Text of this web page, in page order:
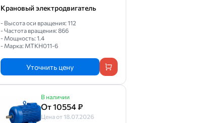
Крановый электродвигатель
- Высота оси вращения: 112
- Частота вращения: 866
- Мощность: 1.4
- Марка: МТКН011-6
Уточнить цену
В наличии
От 10554 ₽
Цена от 18.07.2026